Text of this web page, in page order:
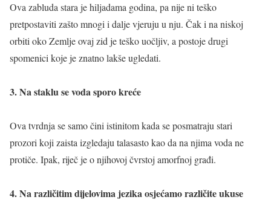
Ova zabluda stara je hiljadama godina, pa nije ni teško
pretpostaviti zašto mnogi i dalje vjeruju u nju. Čak i na niskoj
orbiti oko Zemlje ovaj zid je teško uočljiv, a postoje drugi
spomenici koje je znatno lakše ugledati.
3. Na staklu se voda sporo kreće
Ova tvrdnja se samo čini istinitom kada se posmatraju stari
prozori koji zaista izgledaju talasasto kao da na njima voda ne
protiče. Ipak, riječ je o njihovoj čvrstoj amorfnoj građi.
4. Na različitim dijelovima jezika osjećamo različite ukuse